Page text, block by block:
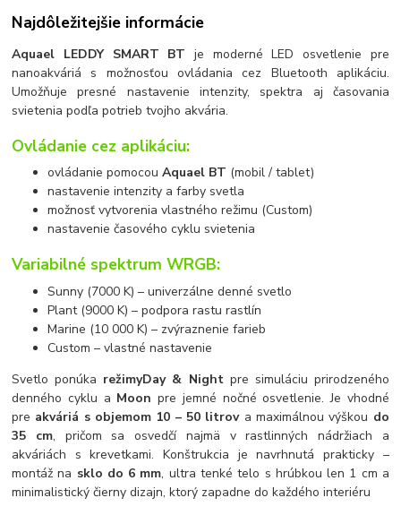
Najdôležitejšie informácie
Aquael LEDDY SMART BT je moderné LED osvetlenie pre
nanoakváriá s možnosťou ovládania cez Bluetooth aplikáciu.
Umožňuje presné nastavenie intenzity, spektra aj časovania
svietenia podľa potrieb tvojho akvária.
Ovládanie cez aplikáciu:
ovládanie pomocouAquael BT (mobil / tablet)
nastavenie intenzity a farby svetla
možnosť vytvorenia vlastného režimu (Custom)
nastavenie časového cyklu svietenia
Variabilné spektrum WRGB:
Sunny (7000 K) – univerzálne denné svetlo
Plant (9000 K) – podpora rastu rastlín
Marine (10 000 K) – zvýraznenie farieb
Custom – vlastné nastavenie
Svetlo ponúka režimyDay & Nightpre simuláciu prirodzeného
denného cyklu a Moonpre jemné nočné osvetlenie. Je vhodné
pre akváriá s objemom 10 – 50 litrova maximálnou výškou do
35 cm, pričom sa osvedčí najmä v rastlinných nádržiach a
akváriách s krevetkami. Konštrukcia je navrhnutá prakticky –
montáž na sklo do 6 mm, ultra tenké telo s hrúbkou len 1 cm a
minimalistický čierny dizajn, ktorý zapadne do každého interiéru